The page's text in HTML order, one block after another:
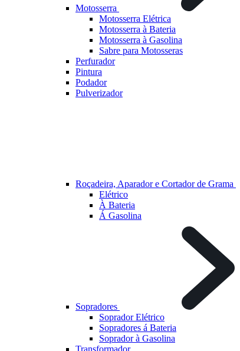
Motosserra
Motosserra Elétrica
Motosserra à Bateria
Motosserra à Gasolina
Sabre para Motosseras
Perfurador
Pintura
Podador
Pulverizador
Roçadeira, Aparador e Cortador de Grama
Elétrico
À Bateria
Á Gasolina
Sopradores
Soprador Elétrico
Sopradores á Bateria
Soprador à Gasolina
Transformador